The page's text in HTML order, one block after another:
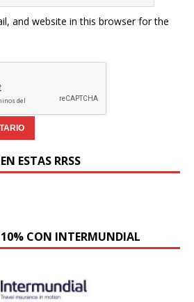
and website in this browser for the
ESTAS RRSS
CON INTERMUNDIAL